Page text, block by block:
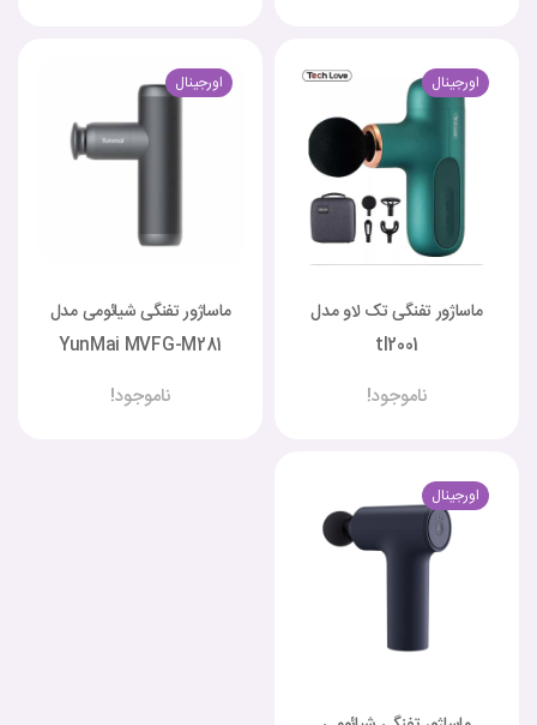
اورجینال
ماساژور تفنگی تک لاو مدل
tl2001
ناموجود!
اورجینال
ماساژور تفنگی شیائومی مدل
YunMai MVFG-M281
ناموجود!
اورجینال